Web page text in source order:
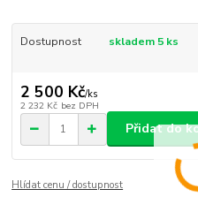
Dostupnost skladem 5 ks
2 500 Kč/ks
2 232 Kč bez DPH
Přidat do
Hlídat cenu / dostupnost